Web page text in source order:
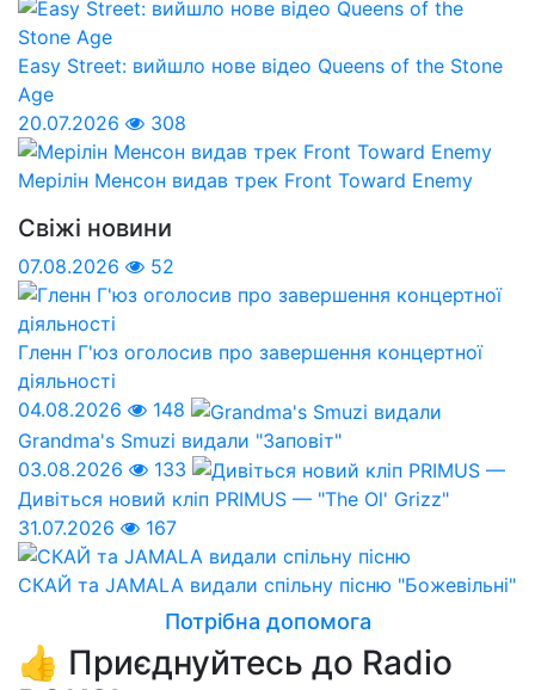
Easy Street: вийшло нове відео Queens of the Stone
Age
20.07.2026
308
Мерілін Менсон видав трек Front Toward Enemy
Свіжі новини
07.08.2026 52
Гленн Г'юз оголосив про завершення концертної
діяльності
04.08.2026
148
Grandma's Smuzi видали "Заповіт"
03.08.2026
133
Дивіться новий кліп PRIMUS — "The Ol' Grizz"
31.07.2026
167
СКАЙ та JAMALA видали спільну пісню "Божевільні"
Потрібна допомога
👍 Приєднуйтесь до Radio